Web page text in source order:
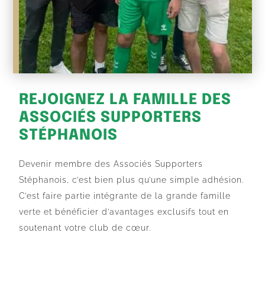
REJOIGNEZ LA FAMILLE DES
ASSOCIÉS SUPPORTERS
STÉPHANOIS
Devenir membre des Associés Supporters
Stéphanois, c’est bien plus qu’une simple adhésion.
C’est faire partie intégrante de la grande famille
verte et bénéficier d’avantages exclusifs tout en
soutenant votre club de cœur.